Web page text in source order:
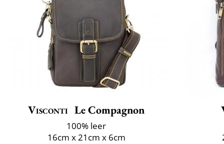
Visconti Le Compagnon
100% leer
16cm x 21cm x 6cm